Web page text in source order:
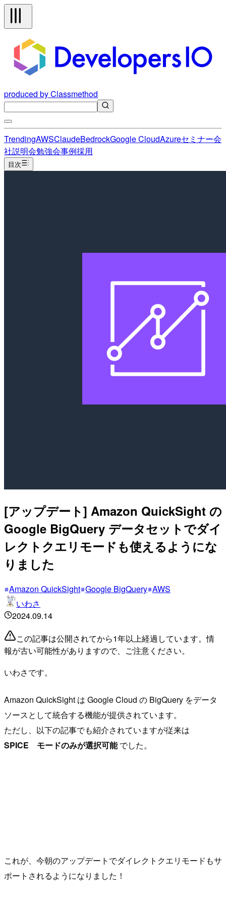
produced by Classmethod
TrendingAWSClaudeBedrockGoogle CloudAzureセミナー会
社説明会勉強会事例採用
目次
[アップデート] Amazon QuickSight の
Google BigQuery データセットでダイ
レクトクエリモードも使えるようにな
りました
Amazon QuickSight Google BigQuery AWS
いわさ
2024.09.14
この記事は公開されてから1年以上経過しています。情
報が古い可能性がありますので、ご注意ください。
いわさです。
Amazon QuickSight は Google Cloud の BigQuery をデータ
ソースとして統合する機能が提供されています。
ただし、以下の記事でも紹介されていますが従来は
SPICE モードのみが選択可能でした。
これが、今朝のアップデートでダイレクトクエリモードもサ
ポートされるようになりました！